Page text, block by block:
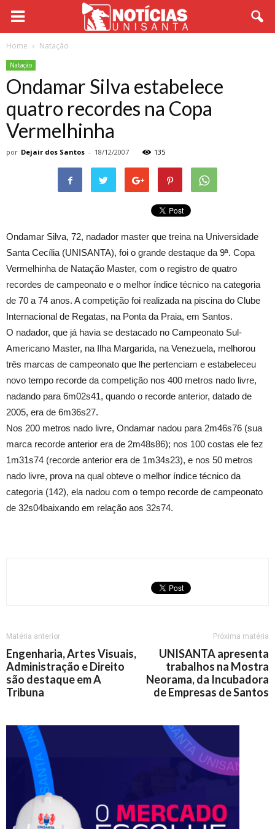
Home Natação
Natação
Ondamar Silva estabelece
quatro recordes na Copa
Vermelhinha
por Dejair dos Santos - 18/12/2007 135
Ondamar Silva, 72, nadador master que treina na Universidade
Santa Cecília (UNISANTA), foi o grande destaque da 9ª. Copa
Vermelhinha de Natação Master, com o registro de quatro
recordes de campeonato e o melhor índice técnico na categoria
de 70 a 74 anos. A competição foi realizada na piscina do Clube
Internacional de Regatas, na Ponta da Praia, em Santos.
O nadador, que já havia se destacado no Campeonato Sul-
Americano Master, na Ilha Margarida, na Venezuela, melhorou
três marcas de campeonato que lhe pertenciam e estabeleceu
novo tempo recorde da competição nos 400 metros nado livre,
nadando para 6m02s41, quando o recorde anterior, datado de
2005, era de 6m36s27.
Nos 200 metros nado livre, Ondamar nadou para 2m46s76 (sua
marca recorde anterior era de 2m48s86); nos 100 costas ele fez
1m31s74 (recorde anterior era de 1m34s23), e nos 50 metros
nado livre, prova na qual obteve o melhor índice técnico da
categoria (142), ela nadou com o tempo recorde de campeonato
de 32s04baixando em relação aos 32s74.
Matéria anterior
Engenharia, Artes Visuais,
Administração e Direito
são destaque em A
Tribuna
Próxima matéria
UNISANTA apresenta
trabalhos na Mostra
Neorama, da Incubadora
de Empresas de Santos